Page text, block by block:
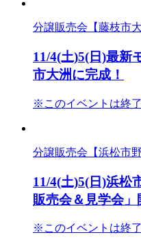
分譲販売会【藤枝市大
11/4(土)5(日)最新
市大洲に完成！
※このイベントは終
分譲販売会【浜松市
11/4(土)5(日)浜松
販売会＆見学会」
※このイベントは終